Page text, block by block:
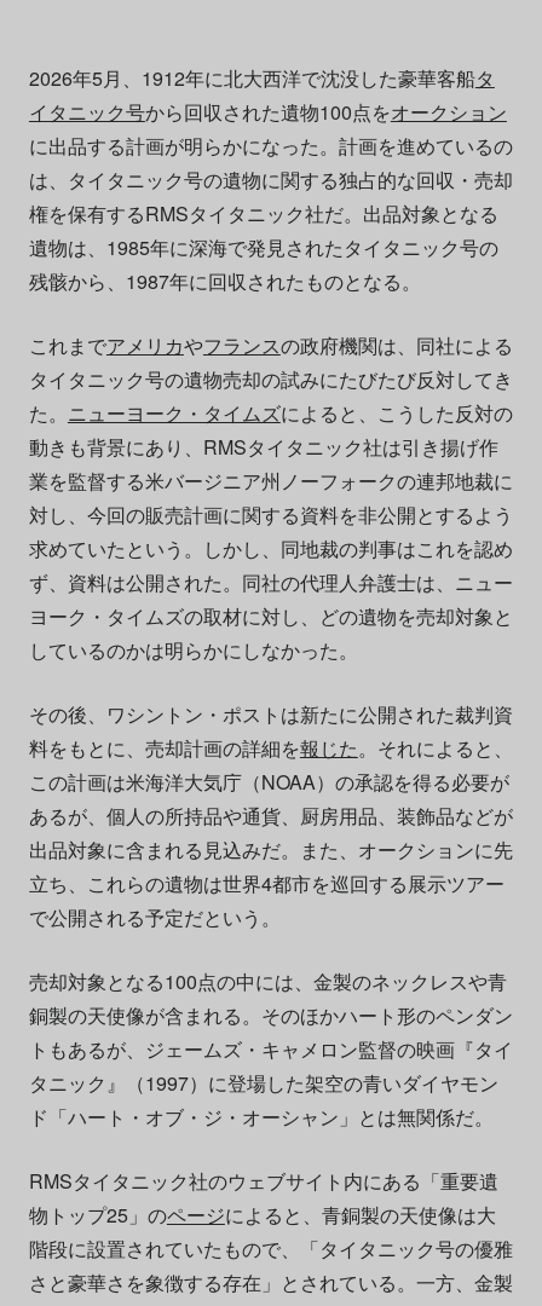
2026年5月、1912年に北大西洋で沈没した豪華客船タ
イタニック号から回収された遺物100点をオークション
に出品する計画が明らかになった。計画を進めているの
は、タイタニック号の遺物に関する独占的な回収・売却
権を保有するRMSタイタニック社だ。出品対象となる
遺物は、1985年に深海で発見されたタイタニック号の
残骸から、1987年に回収されたものとなる。
これまでアメリカやフランスの政府機関は、同社による
タイタニック号の遺物売却の試みにたびたび反対してき
た。 ニューヨーク・タイムズによると、こうした反対の
動きも背景にあり、RMSタイタニック社は引き揚げ作
業を監督する米バージニア州ノーフォークの連邦地裁に
対し、今回の販売計画に関する資料を非公開とするよう
求めていたという。しかし、同地裁の判事はこれを認め
ず、資料は公開された。同社の代理人弁護士は、ニュー
ヨーク・タイムズの取材に対し、どの遺物を売却対象と
しているのかは明らかにしなかった。
その後、ワシントン・ポストは新たに公開された裁判資
料をもとに、売却計画の詳細を報じた。それによると、
この計画は米海洋大気庁（NOAA）の承認を得る必要が
あるが、個人の所持品や通貨、厨房用品、装飾品などが
出品対象に含まれる見込みだ。また、オークションに先
立ち、これらの遺物は世界4都市を巡回する展示ツアー
で公開される予定だという。
売却対象となる100点の中には、金製のネックレスや青
銅製の天使像が含まれる。そのほかハート形のペンダン
トもあるが、ジェームズ・キャメロン監督の映画『タイ
タニック』（1997）に登場した架空の青いダイヤモン
ド「ハート・オブ・ジ・オーシャン」とは無関係だ。
RMSタイタニック社のウェブサイト内にある「重要遺
物トップ25」のページによると、青銅製の天使像は大
階段に設置されていたもので、「タイタニック号の優雅
さと豪華さを象徴する存在」とされている。一方、金製